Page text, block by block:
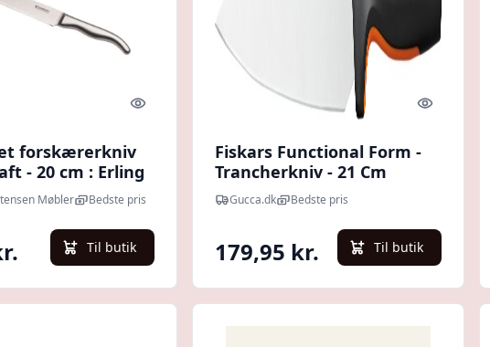
Quick look
forskærerkniv
- 20 cm : Erling
Møbler
Møbler Bedste pris
Til butik
Quick look
Fiskars Functional Form -
Trancherkniv - 21 Cm
Gucca.dk Bedste pris
179,95 kr. Til butik